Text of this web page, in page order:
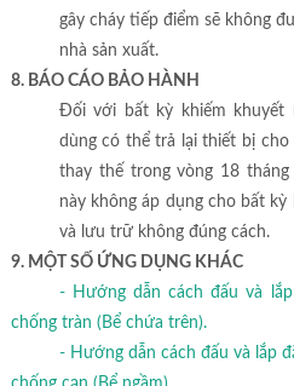
gây cháy tiếp điểm sẽ không
nhà sản xuất.
8. BÁO CÁO BẢO HÀNH
Đối với bất kỳ khiếm khuyết
dùng có thể trả lại thiết bị cho
thay thế trong vòng 18
này không áp dụng cho bất
và lưu trữ không đúng cách.
9. MỘT SỐ ỨNG DỤNG KHÁC
- Hướng dẫn cách đấu và
chống tràn (Bể chứa trên).
- Hướng dẫn cách đấu và lắp